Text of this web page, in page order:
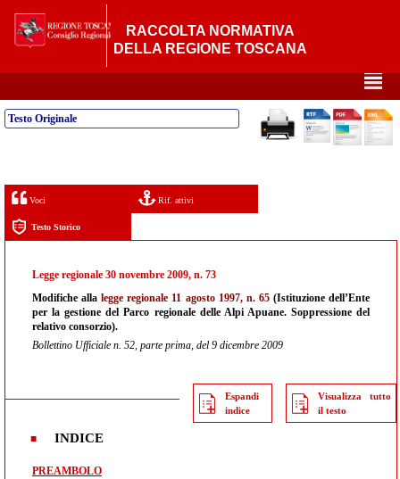
RACCOLTA NORMATIVA
DELLA REGIONE TOSCANA
²
Testo Originale
Voci Rif. attivi
Testo Storico
Legge regionale 30 novembre 2009, n. 73
Modifiche allalegge regionale 11 agosto 1997, n. 65(Istituzione dell’Ente
per la gestione del Parco regionale delle Alpi Apuane. Soppressione del
relativo consorzio).
Bollettino Ufficiale n. 52, parte prima, del 9 dicembre 2009
Espandi
indice
Visualizza tutto
il testo
INDICE
PREAMBOLO